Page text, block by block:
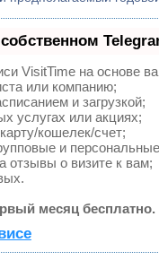
VisitTime на основе
или компанию;
и загрузкой;
услугах или акциях;
кошелек/счет;
и
отзывы о визите к вам;
месяц бесплатно.